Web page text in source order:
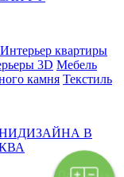
Интерьер квартиры
3D Мебель
камня Текстиль
В